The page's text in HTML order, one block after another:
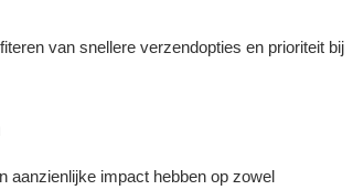
van snellere verzendopties en prioriteit bij
aanzienlijke impact hebben op zowel